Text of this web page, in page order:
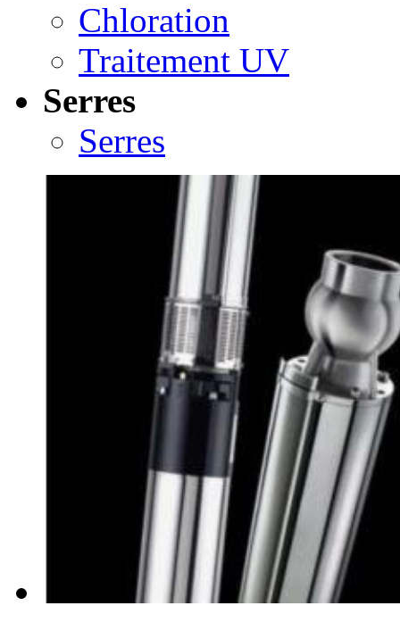
Chloration
Traitement UV
Serres
Serres